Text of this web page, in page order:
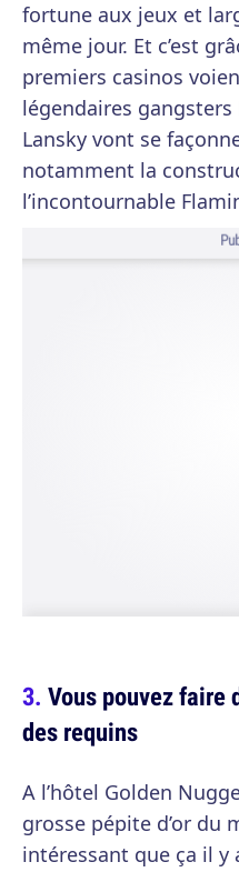
fortune aux jeux et
même jour. Et c’est
premiers casinos
légendaires
Lansky vont se
notamment la
l’incontournable
Vous pouvez faire
des requins
A l’hôtel Golden
grosse pépite d’or du
intéressant que ça il